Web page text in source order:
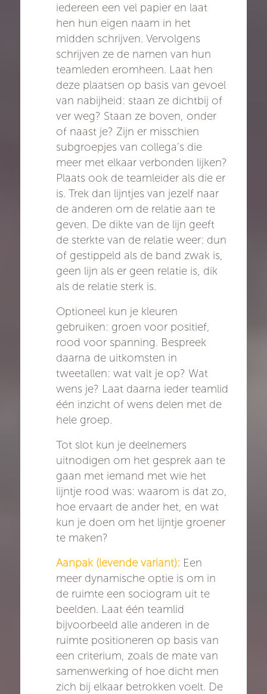
iedereen een vel papier en laat
hen hun eigen naam in het
midden schrijven. Vervolgens
schrijven ze de namen van hun
teamleden eromheen. Laat hen
deze plaatsen op basis van gevoel
van nabijheid: staan ze dichtbij of
ver weg? Staan ze boven, onder
of naast je? Zijn er misschien
subgroepjes van collega’s die
meer met elkaar verbonden lijken?
Plaats ook de teamleider als die er
is. Trek dan lijntjes van jezelf naar
de anderen om de relatie aan te
geven. De dikte van de lijn geeft
de sterkte van de relatie weer: dun
of gestippeld als de band zwak is,
geen lijn als er geen relatie is, dik
als de relatie sterk is.
Optioneel kun je kleuren
gebruiken: groen voor positief,
rood voor spanning. Bespreek
daarna de uitkomsten in
tweetallen: wat valt je op? Wat
wens je? Laat daarna ieder teamlid
één inzicht of wens delen met de
hele groep.
Tot slot kun je deelnemers
uitnodigen om het gesprek aan te
gaan met iemand met wie het
lijntje rood was: waarom is dat zo,
hoe ervaart de ander het, en wat
kun je doen om het lijntje groener
te maken?
Aanpak (levende variant): Een
meer dynamische optie is om in
de ruimte een sociogram uit te
beelden. Laat één teamlid
bijvoorbeeld alle anderen in de
ruimte positioneren op basis van
een criterium, zoals de mate van
samenwerking of hoe dicht men
zich bij elkaar betrokken voelt. De